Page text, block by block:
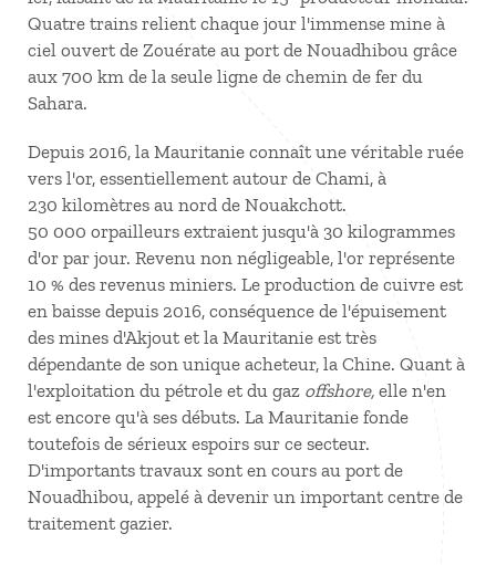
Quatre trains relient chaque jour l'immense mine à
ciel ouvert de Zouérate au port de Nouadhibou grâce
aux 700 km de la seule ligne de chemin de fer du
Sahara.
Depuis 2016, la Mauritanie connaît une véritable ruée
vers l'or, essentiellement autour de Chami, à
230 kilomètres au nord de Nouakchott.
50 000 orpailleurs extraient jusqu'à 30 kilogrammes
d'or par jour. Revenu non négligeable, l'or représente
10 % des revenus miniers. Le production de cuivre est
en baisse depuis 2016, conséquence de l'épuisement
des mines d'Akjout et la Mauritanie est très
dépendante de son unique acheteur, la Chine. Quant à
l'exploitation du pétrole et du gaz offshore, elle n'en
est encore qu'à ses débuts. La Mauritanie fonde
toutefois de sérieux espoirs sur ce secteur.
D'importants travaux sont en cours au port de
Nouadhibou, appelé à devenir un important centre de
traitement gazier.